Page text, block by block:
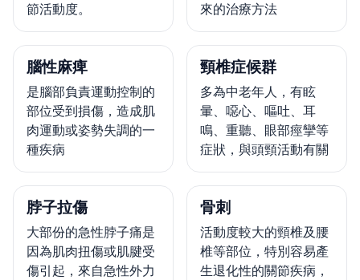
節活動度。
來的治療方法
腦性麻痺
是腦部負責運動控制的
部位受到損傷，造成肌
肉運動或姿勢失調的一
種疾病
頸椎症候群
多為中老年人，有眩
暈、噁心、嘔吐、耳
鳴、重聽、眼部痙攣等
症狀，與頭頸活動有關
脖子拉傷
大部份的急性脖子痛是
因為肌肉扭傷或肌腱受
傷引起，來自急性外力
骨刺
活動度較大的頸椎及腰
椎等部位，特別容易產
生退化性的關節疾病，